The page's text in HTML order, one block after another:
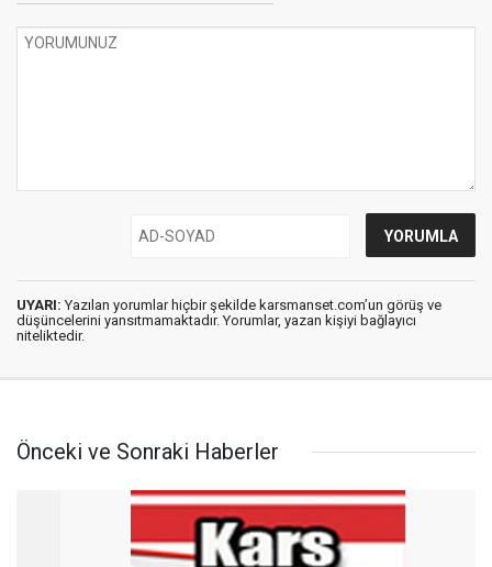
UYARI: Yazılan yorumlar hiçbir şekilde karsmanset.com’un görüş ve
düşüncelerini yansıtmamaktadır. Yorumlar, yazan kişiyi bağlayıcı
niteliktedir.
Önceki ve Sonraki Haberler